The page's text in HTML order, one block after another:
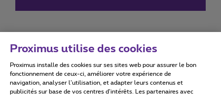
Conditions d'utilisation Accessibility statement
Proximus utilise des cookies
Proximus installe des cookies sur ses sites web pour assurer le bon
fonctionnement de ceux-ci, améliorer votre expérience de
navigation, analyser l’utilisation, et adapter leurs contenus et
publicités sur base de vos centres d’intérêts. Les partenaires avec